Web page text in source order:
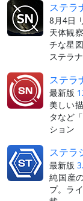
ステラ
8月4日
天体観
チな星
ステラ
ステラ
最新版
美しい
タなど
ション
ステラ
最新版
純国産
プ。ラ